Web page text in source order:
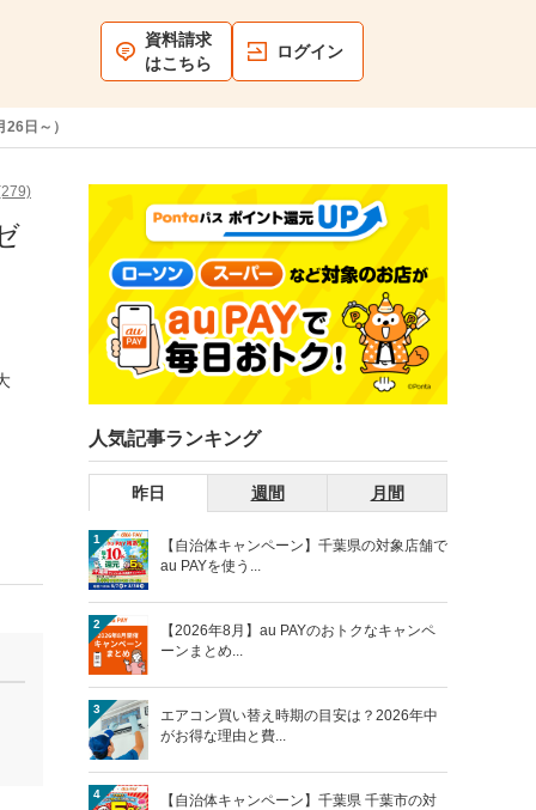
資料請求
はこちら
ログイン
日～）
人気記事ランキング
昨日 週間 月間
1
【自治体キャンペーン】千葉県の対象店舗で
au PAYを使う...
2
【2026年8月】au PAYのおトクなキャンペ
ーンまとめ...
3
エアコン買い替え時期の目安は？2026年中
がお得な理由と費...
4
【自治体キャンペーン】千葉県 千葉市の対